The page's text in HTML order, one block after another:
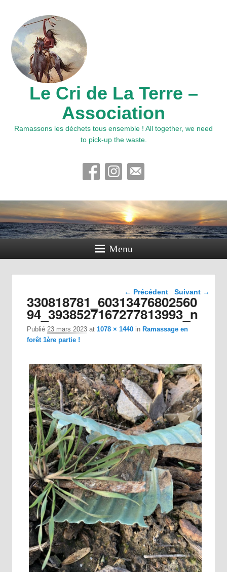
Le Cri de La Terre –
Association
Ramassons les déchets tous ensemble ! All together, we need
to pick-up the waste.
Menu
Navigation dans les
images
← Précédent Suivant →
330818781_60313476802560
94_3938527167277813993_n
Publié23 mars 2023 at1078 × 1440 in Ramassage en
forêt 1ère partie !